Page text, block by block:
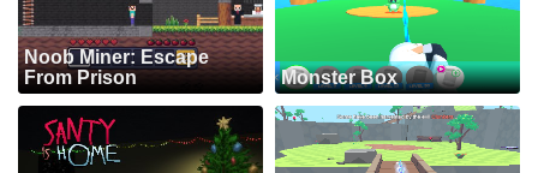
Noob Miner: Escape
From Prison
Monster Box